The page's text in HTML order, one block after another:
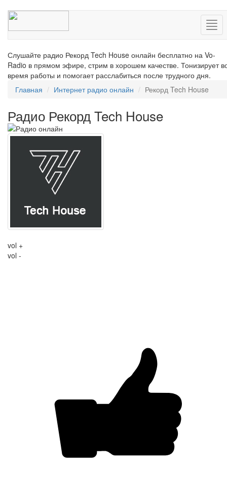
Слушайте радио Рекорд Tech House онлайн бесплатно на Vo-
Radio в прямом эфире, стрим в хорошем качестве. Тонизирует
время работы и помогает расслабиться после трудного дня.
Главная
Интернет радио онлайн Рекорд Tech House
Радио Рекорд Tech House
vol +
vol -